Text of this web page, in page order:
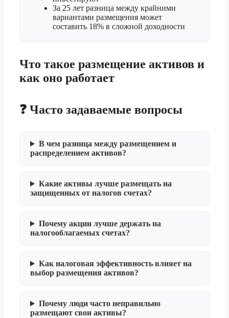
За 25 лет разница между крайними
вариантами размещения может
составить 18% в сложной доходности
Что такое размещение активов и
как оно работает
❓ Часто задаваемые вопросы
В чем разница между размещением и
распределением активов?
Какие активы лучше размещать на
защищенных от налогов счетах?
Почему акции лучше держать на
налогооблагаемых счетах?
Как налоговая эффективность влияет на
выбор размещения активов?
Почему люди часто неправильно
размещают свои активы?